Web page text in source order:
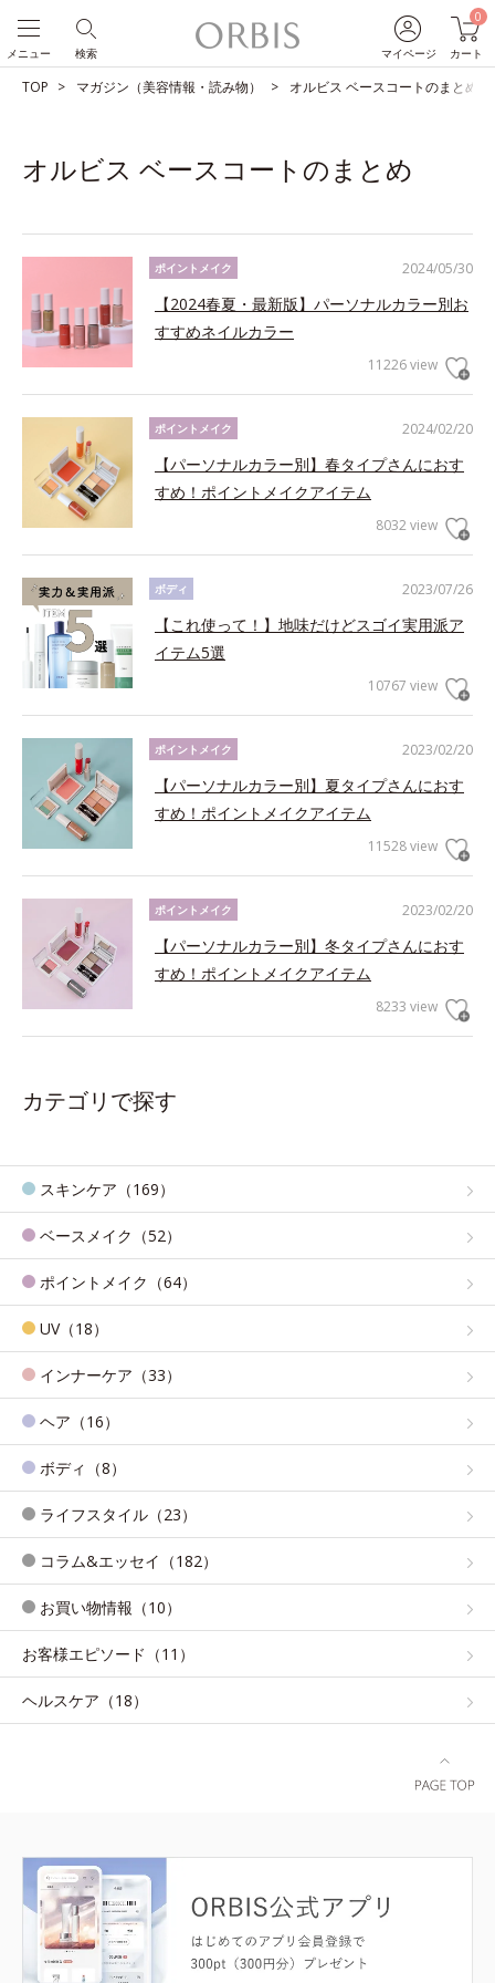
マイページ
0
カート
検索
メニュー
TOP マガジン（美容情報・読み物） オルビス ベースコートのまとめ
オルビス ベースコートのまとめ
2024/05/30
ポイントメイク
【2024春夏・最新版】パーソナルカラー別お
すすめネイルカラー
11226 view
2024/02/20
ポイントメイク
【パーソナルカラー別】春タイプさんにおす
すめ！ポイントメイクアイテム
8032 view
2023/07/26
ボディ
【これ使って！】地味だけどスゴイ実用派ア
イテム5選
10767 view
2023/02/20
ポイントメイク
【パーソナルカラー別】夏タイプさんにおす
すめ！ポイントメイクアイテム
11528 view
2023/02/20
ポイントメイク
【パーソナルカラー別】冬タイプさんにおす
すめ！ポイントメイクアイテム
8233 view
カテゴリで探す
スキンケア（169）
ベースメイク（52）
ポイントメイク（64）
UV（18）
インナーケア（33）
ヘア（16）
ボディ（8）
ライフスタイル（23）
コラム&エッセイ（182）
お買い物情報（10）
お客様エピソード（11）
ヘルスケア（18）